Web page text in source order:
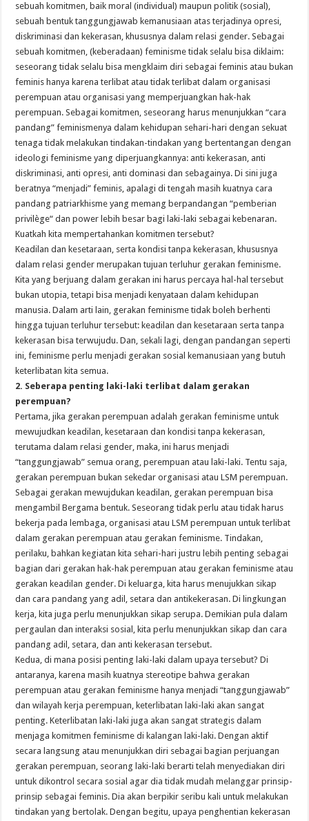
sebuah komitmen, baik moral (individual) maupun politik (sosial),
sebuah bentuk tanggungjawab kemanusiaan atas terjadinya opresi,
diskriminasi dan kekerasan, khususnya dalam relasi gender. Sebagai
sebuah komitmen, (keberadaan) feminisme tidak selalu bisa diklaim:
seseorang tidak selalu bisa mengklaim diri sebagai feminis atau bukan
feminis hanya karena terlibat atau tidak terlibat dalam organisasi
perempuan atau organisasi yang memperjuangkan hak-hak
perempuan. Sebagai komitmen, seseorang harus menunjukkan “cara
pandang” feminismenya dalam kehidupan sehari-hari dengan sekuat
tenaga tidak melakukan tindakan-tindakan yang bertentangan dengan
ideologi feminisme yang diperjuangkannya: anti kekerasan, anti
diskriminasi, anti opresi, anti dominasi dan sebagainya. Di sini juga
beratnya “menjadi” feminis, apalagi di tengah masih kuatnya cara
pandang patriarkhisme yang memang berpandangan “pemberian
privilège“ dan power lebih besar bagi laki-laki sebagai kebenaran.
Kuatkah kita mempertahankan komitmen tersebut?
Keadilan dan kesetaraan, serta kondisi tanpa kekerasan, khususnya
dalam relasi gender merupakan tujuan terluhur gerakan feminisme.
Kita yang berjuang dalam gerakan ini harus percaya hal-hal tersebut
bukan utopia, tetapi bisa menjadi kenyataan dalam kehidupan
manusia. Dalam arti lain, gerakan feminisme tidak boleh berhenti
hingga tujuan terluhur tersebut: keadilan dan kesetaraan serta tanpa
kekerasan bisa terwujudu. Dan, sekali lagi, dengan pandangan seperti
ini, feminisme perlu menjadi gerakan sosial kemanusiaan yang butuh
keterlibatan kita semua.
2. Seberapa penting laki-laki terlibat dalam gerakan
perempuan?
Pertama, jika gerakan perempuan adalah gerakan feminisme untuk
mewujudkan keadilan, kesetaraan dan kondisi tanpa kekerasan,
terutama dalam relasi gender, maka, ini harus menjadi
“tanggungjawab” semua orang, perempuan atau laki-laki. Tentu saja,
gerakan perempuan bukan sekedar organisasi atau LSM perempuan.
Sebagai gerakan mewujdukan keadilan, gerakan perempuan bisa
mengambil Bergama bentuk. Seseorang tidak perlu atau tidak harus
bekerja pada lembaga, organisasi atau LSM perempuan untuk terlibat
dalam gerakan perempuan atau gerakan feminisme. Tindakan,
perilaku, bahkan kegiatan kita sehari-hari justru lebih penting sebagai
bagian dari gerakan hak-hak perempuan atau gerakan feminisme atau
gerakan keadilan gender. Di keluarga, kita harus menujukkan sikap
dan cara pandang yang adil, setara dan antikekerasan. Di lingkungan
kerja, kita juga perlu menunjukkan sikap serupa. Demikian pula dalam
pergaulan dan interaksi sosial, kita perlu menunjukkan sikap dan cara
pandang adil, setara, dan anti kekerasan tersebut.
Kedua, di mana posisi penting laki-laki dalam upaya tersebut? Di
antaranya, karena masih kuatnya stereotipe bahwa gerakan
perempuan atau gerakan feminisme hanya menjadi “tanggungjawab”
dan wilayah kerja perempuan, keterlibatan laki-laki akan sangat
penting. Keterlibatan laki-laki juga akan sangat strategis dalam
menjaga komitmen feminisme di kalangan laki-laki. Dengan aktif
secara langsung atau menunjukkan diri sebagai bagian perjuangan
gerakan perempuan, seorang laki-laki berarti telah menyediakan diri
untuk dikontrol secara sosial agar dia tidak mudah melanggar prinsip-
prinsip sebagai feminis. Dia akan berpikir seribu kali untuk melakukan
tindakan yang bertolak. Dengan begitu, upaya penghentian kekerasan